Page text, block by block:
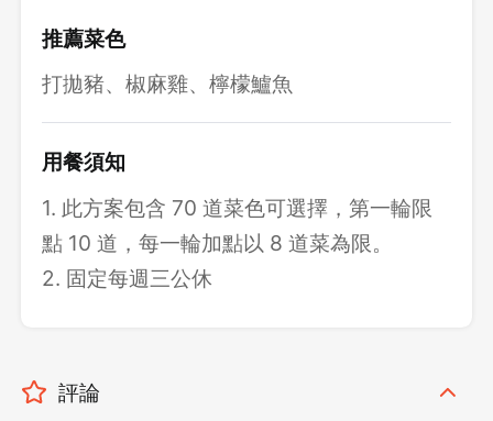
推薦菜色
打拋豬、椒麻雞、檸檬鱸魚
用餐須知
1. 此方案包含 70 道菜色可選擇，第一輪限
點 10 道，每一輪加點以 8 道菜為限。
2. 固定每週三公休
評論